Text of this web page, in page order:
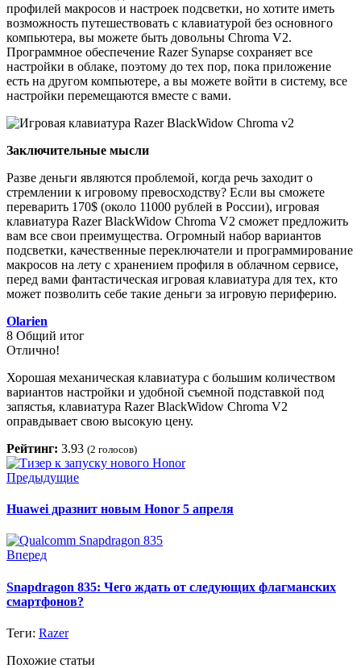
профилей макросов и настроек подсветки, но хотите иметь
возможность путешествовать с клавиатурой без основного
компьютера, вы можете быть довольны Chroma V2.
Программное обеспечение Razer Synapse сохраняет все
настройки в облаке, поэтому до тех пор, пока приложение
есть на другом компьютере, а вы можете войти в систему, все
настройки перемещаются вместе с вами.
Заключительные мысли
Разве деньги являются проблемой, когда речь заходит о
стремлении к игровому превосходству? Если вы сможете
переварить 170$ (около 11000 рублей в России), игровая
клавиатура Razer BlackWidow Chroma V2 сможет предложить
вам все свои преимущества. Огромный набор вариантов
подсветки, качественные переключатели и программирование
макросов на лету с хранением профиля в облачном сервисе,
перед вами фантастическая игровая клавиатура для тех, кто
может позволить себе такие деньги за игровую периферию.
Olarien
8 Общий итог
Отлично!
Хорошая механическая клавиатура с большим количеством
вариантов настройки и удобной съемной подставкой под
запястья, клавиатура Razer BlackWidow Chroma V2
оправдывает свою высокую цену.
Рейтинг: 3.93 (2 голосов)
Предыдущие
Huawei дразнит новым Honor 5 апреля
Вперед
Snapdragon 835: Чего ждать от следующих флагманских
смартфонов?
Теги: Razer
Похожие статьи